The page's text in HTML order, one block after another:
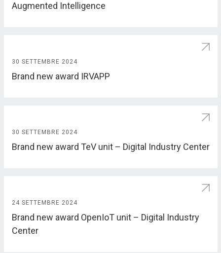
Augmented Intelligence
30 SETTEMBRE 2024
Brand new award IRVAPP
30 SETTEMBRE 2024
Brand new award TeV unit – Digital Industry Center
24 SETTEMBRE 2024
Brand new award OpenIoT unit – Digital Industry
Center